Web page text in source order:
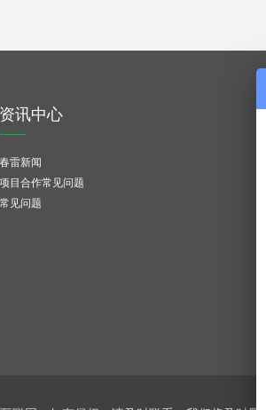
资讯中心
春雷新闻
项目合作常见问题
常见问题